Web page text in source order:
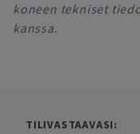
koneen tekniset
kanssa.
TILIVASTAAVASI: